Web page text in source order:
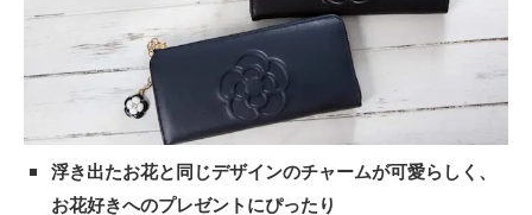
浮き出たお花と同じデザインのチャームが可愛らしく、
お花好きへのプレゼントにぴったり